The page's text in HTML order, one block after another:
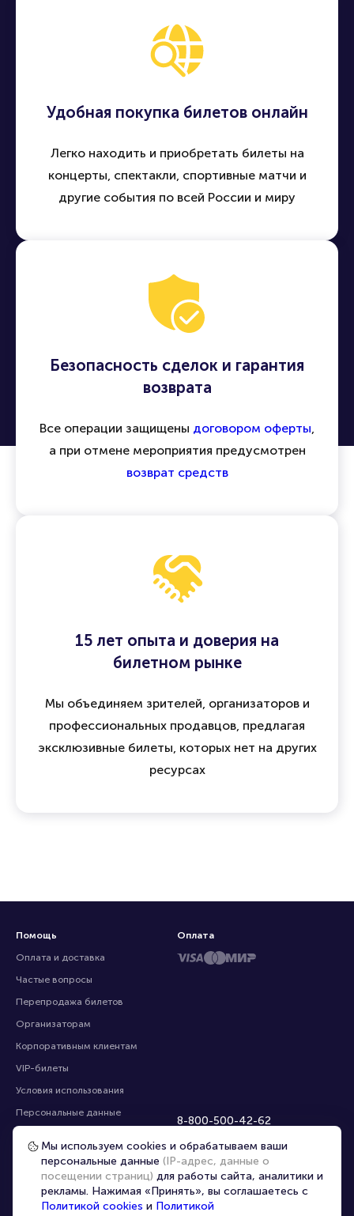
Удобная покупка билетов онлайн
Легко находить и приобретать билеты на
концерты, спектакли, спортивные матчи и
другие события по всей России и миру
Безопасность сделок и гарантия
возврата
Все операции защищены договором оферты,
а при отмене мероприятия предусмотрен
возврат средств
15 лет опыта и доверия на
билетном рынке
Мы объединяем зрителей, организаторов и
профессиональных продавцов, предлагая
эксклюзивные билеты, которых нет на других
ресурсах
Помощь
Оплата и доставка
Частые вопросы
Перепродажа билетов
Организаторам
Корпоративным клиентам
VIP-билеты
Условия использования
Персональные данные
Контакты
Карта сайта
Управление cookies
8-800-500-42-62
info@portalbilet.ru
С 10:00 до 21:00,
звонок бесплатный
Все площадки
Оплата
Мы используем cookies и обрабатываем ваши
персональные данные (IP-адрес, данные о
посещении страниц) для работы сайта, аналитики и
рекламы. Нажимая «Принять», вы соглашаетесь с
Политикой cookies и Политикой